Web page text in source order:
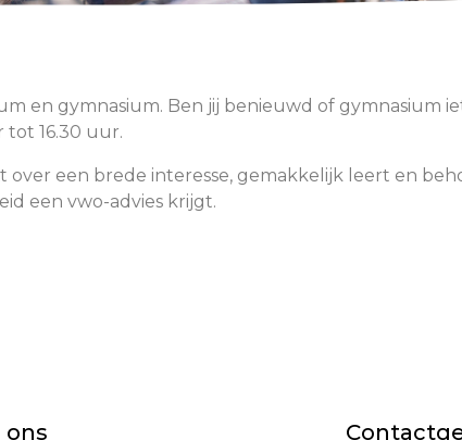
en gymnasium. Ben jij benieuwd of gymnasium
tot 16.30 uur.
over een brede interesse, gemakkelijk leert en
een vwo-advies krijgt.
ons